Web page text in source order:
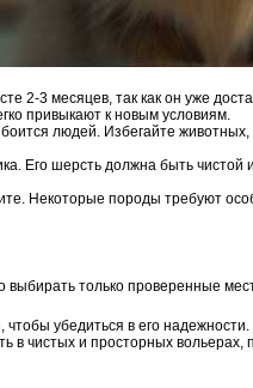
2-3 месяцев, так как он уже
привыкают к новым условиям.
людей. Избегайте
Его шерсть должна быть
Некоторые породы требуют
только проверенные
убедиться в его надежности.
в чистых и просторных вольерах,